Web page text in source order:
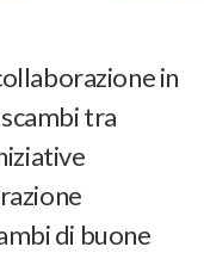
in
tra
di buone